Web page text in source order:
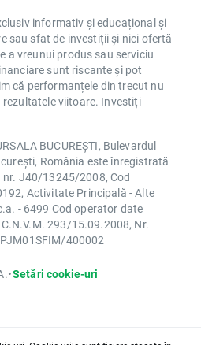
informativ și educațional și
sau sfat de investiții și nici ofertă
a vreunui produs sau serviciu
sunt riscante și pot
că performanțele din trecut nu
viitoare. Investiți
BUCUREȘTI, Bulevardul
România este înregistrată
nr. J40/13245/2008, Cod
Activitate Principală - Alte
- 6499 Cod operator date
293/15.09.2008, Nr.
400002
•Setări cookie-uri